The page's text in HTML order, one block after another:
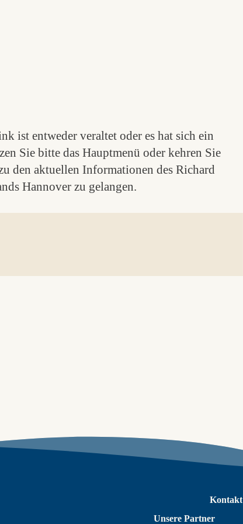
ist entweder veraltet oder es hat sich ein
Sie bitte das Hauptmenü oder kehren Sie
den aktuellen Informationen des Richard
Hannover zu gelangen.
Kontakt
Unsere Partner